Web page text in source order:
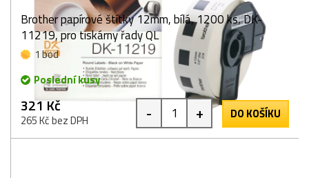
Brother papírové štítky 12mm, bílá, 1200 ks, DK-
11219, pro tiskárny řady QL
1 bod
Poslední kusy
321 Kč
265 Kč bez DPH - + DO KOŠÍKU